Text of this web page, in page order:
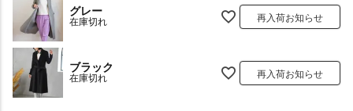
グレー
在庫切れ 再入荷お知らせ
ブラック
在庫切れ 再入荷お知らせ